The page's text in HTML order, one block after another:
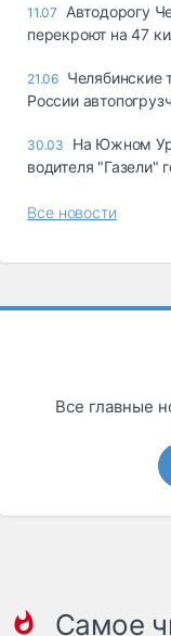
11.07
Автодорогу
перекроют на 47
21.06 Челябинские
России
30.03
На Южном
водителя "Газели"
Все новости
Все главные
Самое